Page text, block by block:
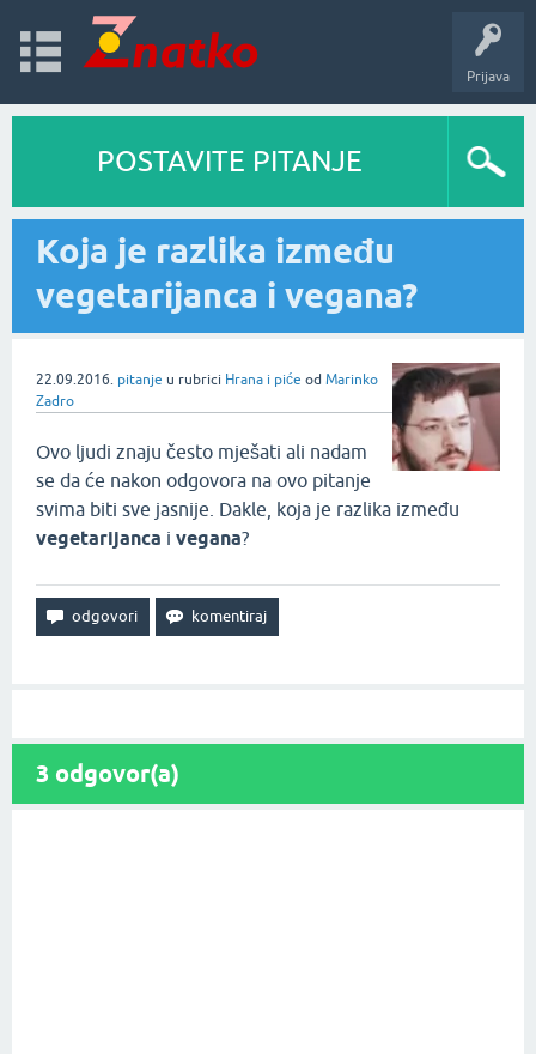
Prijava
POSTAVITE PITANJE
Koja je razlika između
vegetarijanca i vegana?
22.09.2016. pitanje u rubrici Hrana i piće od Marinko
Zadro
Ovo ljudi znaju često mješati ali nadam
se da će nakon odgovora na ovo pitanje
svima biti sve jasnije. Dakle, koja je razlika između
vegetarijanca i vegana?
3 odgovor(a)